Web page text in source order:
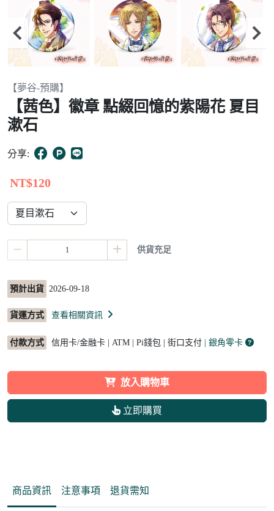
Item
of
6
【夢谷-預購】
【茜色】徽章 點綴回憶的紫陽花 夏目
漱石
分享:
NT$120
供貨充足
預計出貨 2026-09-18
貨運方式 查看相關資訊
付款方式 信用卡/金融卡 | ATM | Pi錢包 | 街口支付 | 銀角零卡
放入購物車
立即購買
商品資訊 注意事項 退貨需知